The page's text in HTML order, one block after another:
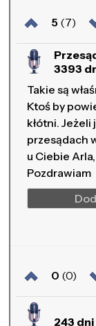
5 (7)
3393
Takie są
Ktoś by
kłótni.
przesądach
u Ciebie
Pozdrawiam
0 (0)
243